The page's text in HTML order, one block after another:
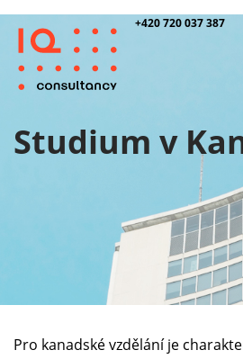
+420 720 037 387
Studium v
Pro kanadské vzdělání je